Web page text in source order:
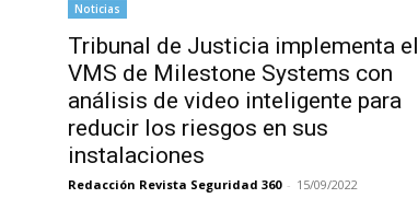
Noticias
Tribunal de Justicia implementa el
VMS de Milestone Systems con
análisis de video inteligente para
reducir los riesgos en sus
instalaciones
Redacción Revista Seguridad 360 - 15/09/2022